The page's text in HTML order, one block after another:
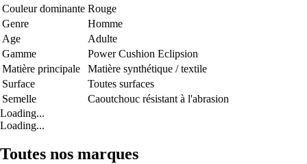
Couleur dominante Rouge
Genre
Homme
Age
Adulte
Gamme
Power Cushion Eclipsion
Matière principale
Matière synthétique / textile
Surface
Toutes surfaces
Semelle
Caoutchouc résistant à l'abrasion
Loading...
Loading...
Toutes nos marques